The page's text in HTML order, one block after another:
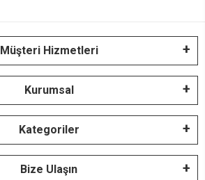
Müşteri Hizmetleri
Kurumsal
Kategoriler
Bize Ulaşın